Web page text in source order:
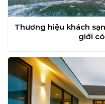
Thương hiệu khách
giới